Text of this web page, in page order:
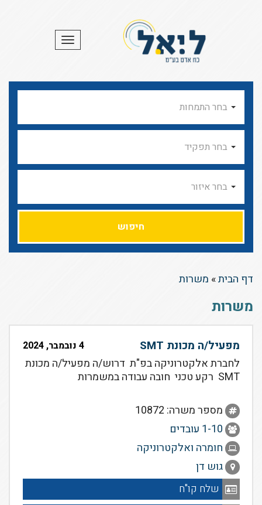
תפריט
בחר התמחות
בחר תפקיד
בחר איזור
דף הבית» משרות
משרות
מפעיל/ה מכונת SMT 4 נובמבר, 2024
לחברת אלקטרוניקה בפ"ת דרוש/ה מפעיל/ה מכונת
SMT רקע טכני חובה עבודה במשמרות
מספר משרה: 10872
1-10 עובדים
חומרה ואלקטרוניקה
גוש דן
שלח קו"ח